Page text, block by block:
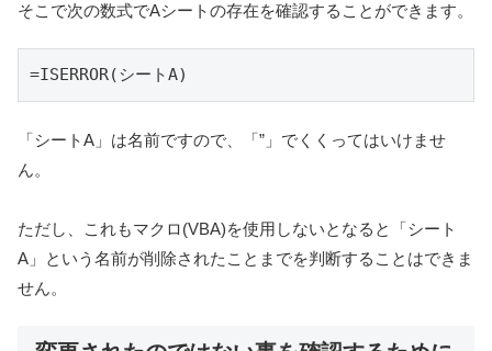
そこで次の数式でAシートの存在を確認することができます。
=ISERROR(シートA)
「シートA」は名前ですので、「”」でくくってはいけませ
ん。
ただし、これもマクロ(VBA)を使用しないとなると「シート
A」という名前が削除されたことまでを判断することはできま
せん。